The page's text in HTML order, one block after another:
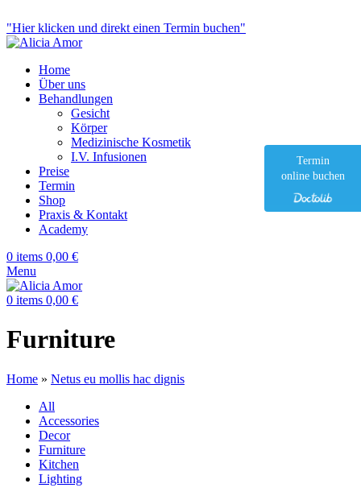
Termin
online buchen
"Hier klicken und direkt einen Termin buchen"
Home
Über uns
Behandlungen
Gesicht
Körper
Medizinische Kosmetik
I.V. Infusionen
Preise
Termin
Shop
Praxis & Kontakt
Academy
0 items 0,00 €
Menu
0 items 0,00 €
Furniture
Home » Netus eu mollis hac dignis
All
Accessories
Decor
Furniture
Kitchen
Lighting